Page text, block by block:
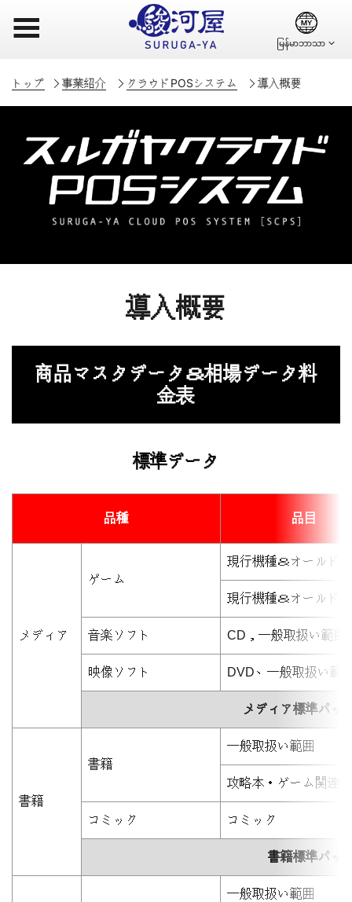
☰
トップ 事業紹介 クラウドPOSシステム 導入概要
導入概要
商品マスタデータ＆相場データ料
金表
標準データ
品種 品目
メディア
ゲーム
現行機種＆オールド
現行機種＆オールド
音楽ソフト CD，一般取扱い範囲
映像ソフト DVD、一般取扱い範
メディア標準パッ
書籍
書籍
一般取扱い範囲
攻略本・ゲーム関連
コミック コミック
書籍標準パッ
一般取扱い範囲